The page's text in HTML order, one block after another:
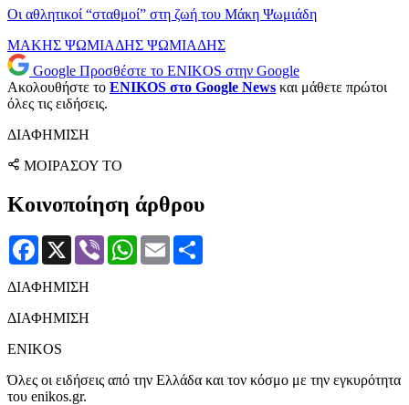
Οι αθλητικοί “σταθμοί” στη ζωή του Μάκη Ψωμιάδη
ΜΑΚΗΣ ΨΩΜΙΑΔΗΣ ΨΩΜΙΑΔΗΣ
Google Προσθέστε το ENIKOS στην Google
Ακολουθήστε το ENIKOS στο Google News και μάθετε πρώτοι
όλες τις ειδήσεις.
ΔΙΑΦΗΜΙΣΗ
ΜΟΙΡΑΣΟΥ ΤΟ
Κοινοποίηση άρθρου
Facebook
X Viber WhatsApp
Email
ΔΙΑΦΗΜΙΣΗ
ΔΙΑΦΗΜΙΣΗ
ENIKOS
Όλες οι ειδήσεις από την Ελλάδα και τον κόσμο με την εγκυρότητα
του enikos.gr.